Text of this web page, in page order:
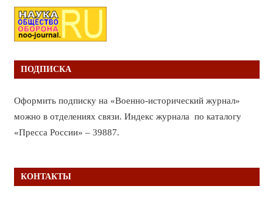
ПОДПИСКА
Оформить подписку на «Военно-исторический журнал»
можно в отделениях связи. Индекс журнала по каталогу
«Пресса России» – 39887.
КОНТАКТЫ